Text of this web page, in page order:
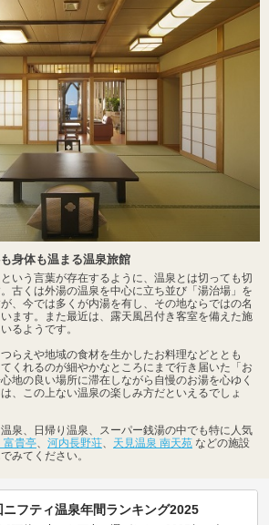
身体も温まる温泉旅館
いう言葉が存在するように、温泉とは切っても切
古くは外湯の温泉を中心に立ち並び「湯治場」を
、今では多くが内湯を有し、その地ならではの名
ます。また最近は、露天風呂付き客室を備えた施
るようです。
らえや地域の食材を生かしたお料理などととも
くれるのが細やかなところにまで行き届いた「お
地の良い場所に滞在しながら自慢のお湯を心ゆく
、この上ない温泉の楽しみ方だといえるでしょ
泉、日帰り温泉、スーパー銭湯の中でも特に人気
貴亭、 河内長野荘、 天見温泉 南天苑 などの施設
みてください。
ニフティ温泉年間ランキング2025